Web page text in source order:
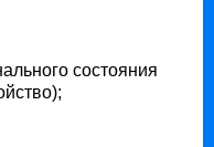
состояния